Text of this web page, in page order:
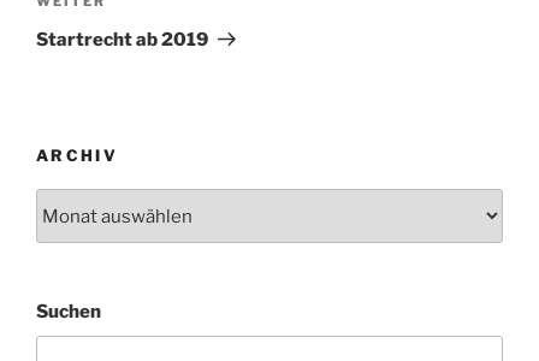
Beitrag
Startrecht ab 2019
ARCHIV
Suchen